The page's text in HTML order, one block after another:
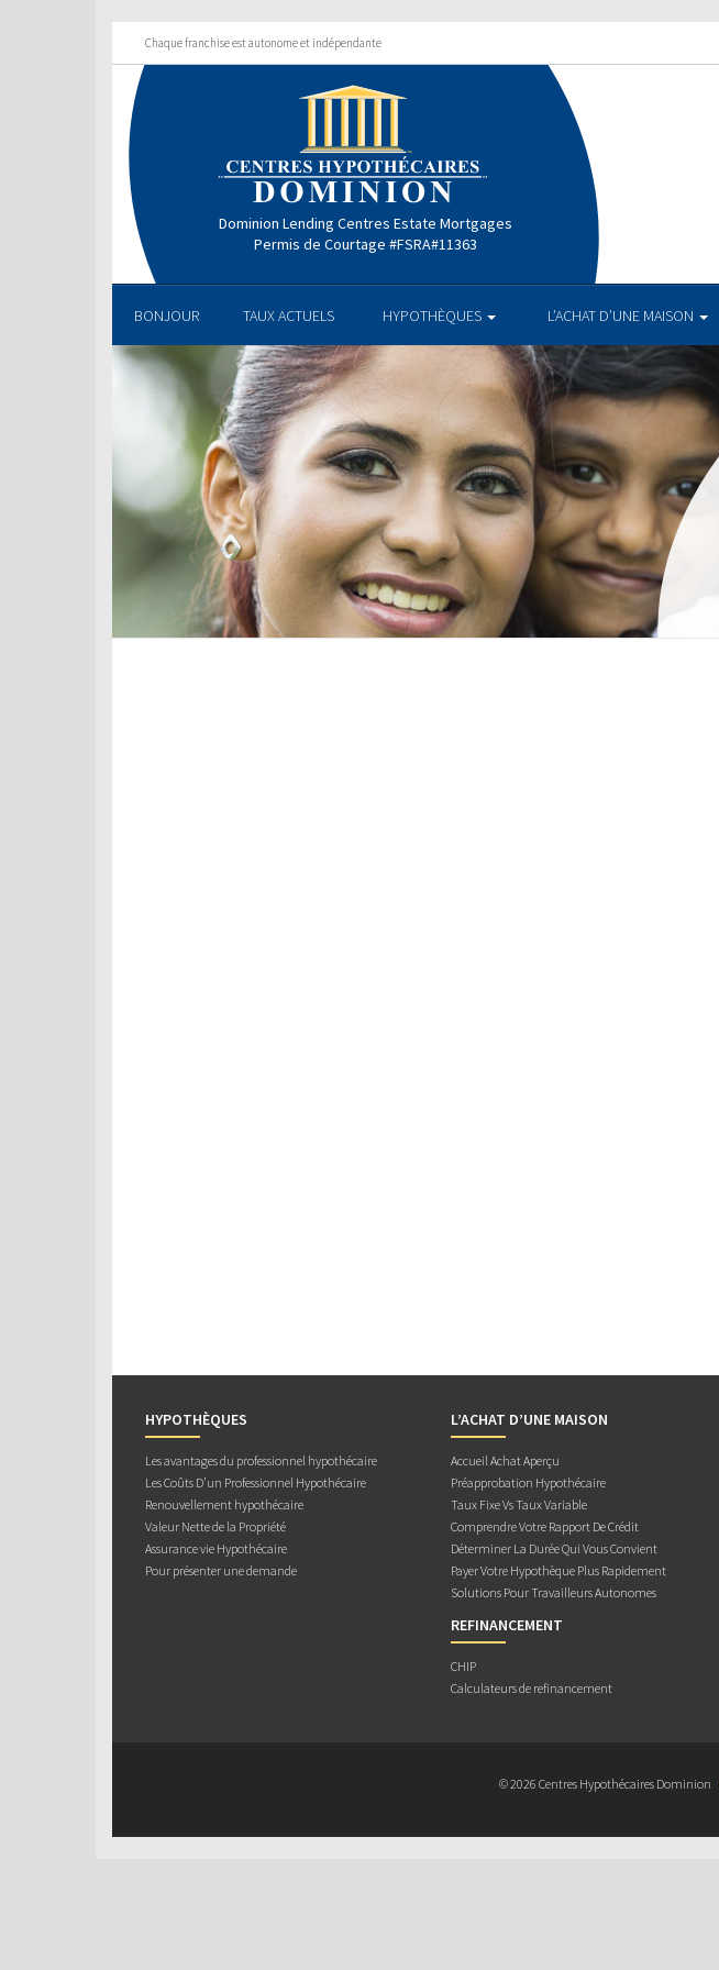
Chaque franchise est autonome et indépendante
Dominion Lending Centres Estate Mortgages
Permis de Courtage #FSRA#11363
BONJOUR TAUX ACTUELS HYPOTHÈQUES L’ACHAT D’UNE MAISON
HYPOTHÈQUES
Les avantages du professionnel hypothécaire
Les Coûts D’un Professionnel Hypothécaire
Renouvellement hypothécaire
Valeur Nette de la Propriété
Assurance vie Hypothécaire
Pour présenter une demande
L’ACHAT D’UNE MAISON
Accueil Achat Aperçu
Préapprobation Hypothécaire
Taux Fixe Vs Taux Variable
Comprendre Votre Rapport De Crédit
Déterminer La Durée Qui Vous Convient
Payer Votre Hypothèque Plus Rapidement
Solutions Pour Travailleurs Autonomes
REFINANCEMENT
CHIP
Calculateurs de refinancement
© 2026 Centres Hypothécaires Dominion